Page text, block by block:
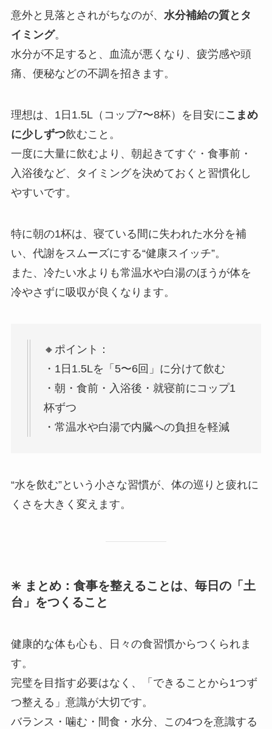
意外と見落とされがちなのが、 水分補給の質とタ
イミング。
水分が不足すると、血流が悪くなり、疲労感や頭
痛、便秘などの不調を招きます。
理想は、1日1.5L（コップ7〜8杯）を目安に こまめ
に少しずつ飲むこと。
一度に大量に飲むより、朝起きてすぐ・食事前・
入浴後など、タイミングを決めておくと習慣化し
やすいです。
特に朝の1杯は、寝ている間に失われた水分を補
い、代謝をスムーズにする“健康スイッチ”。
また、冷たい水よりも常温水や白湯のほうが体を
冷やさずに吸収が良くなります。
🔸ポイント：
・1日1.5Lを「5〜6回」に分けて飲む
・朝・食前・入浴後・就寝前にコップ1
杯ずつ
・常温水や白湯で内臓への負担を軽減
“水を飲む”という小さな習慣が、体の巡りと疲れに
くさを大きく変えます。
✳️ まとめ：食事を整えることは、毎日の「土
台」をつくること
健康的な体も心も、日々の食習慣からつくられま
す。
完璧を目指す必要はなく、「できることから1つず
つ整える」意識が大切です。
バランス・噛む・間食・水分、この4つを意識する